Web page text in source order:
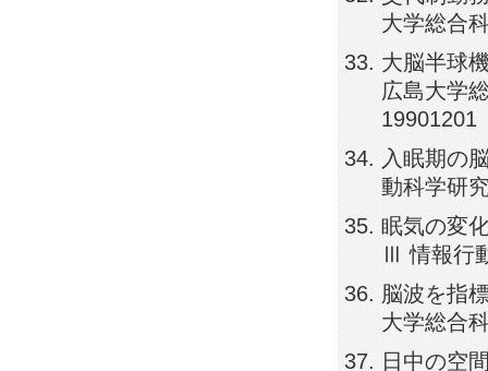
大学総合
大脳半球
広島大学
19901201
入眠期の
動科学研
眠気の変
Ⅲ 情報行
脳波を指
大学総合
日中の空